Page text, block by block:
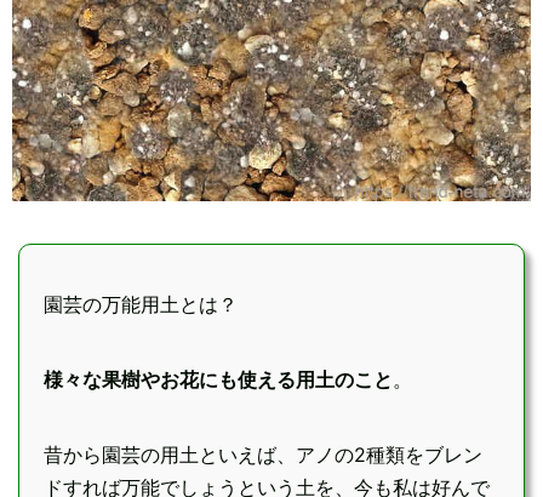
園芸の万能用土とは？
様々な果樹やお花にも使える用土のこと。
昔から園芸の用土といえば、アノの2種類をブレン
ドすれば万能でしょうという土を、今も私は好んで